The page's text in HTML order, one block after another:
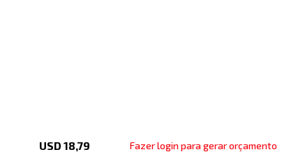
USD 18,79 Fazer login para gerar orçamento